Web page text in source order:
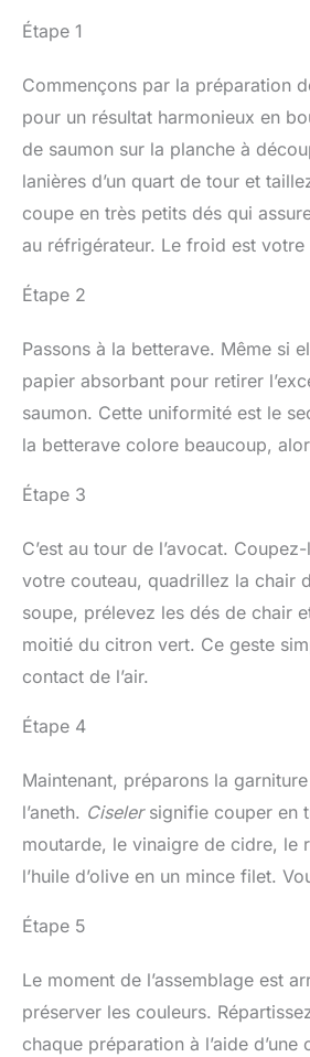
Étape 1
Commençons par la préparation
pour un résultat harmonieux en
de saumon sur la planche à
lanières d’un quart de tour et
coupe en très petits dés qui
au réfrigérateur. Le froid est
Étape 2
Passons à la betterave. Même si
papier absorbant pour retirer
saumon. Cette uniformité est le
la betterave colore beaucoup,
Étape 3
C’est au tour de l’avocat.
votre couteau, quadrillez la chair
soupe, prélevez les dés de chair
moitié du citron vert. Ce geste
contact de l’air.
Étape 4
Maintenant, préparons la
l’aneth. Ciselersignifie couper en
moutarde, le vinaigre de cidre, le
l’huile d’olive en un mince filet.
Étape 5
Le moment de l’assemblage est
préserver les couleurs.
chaque préparation à l’aide